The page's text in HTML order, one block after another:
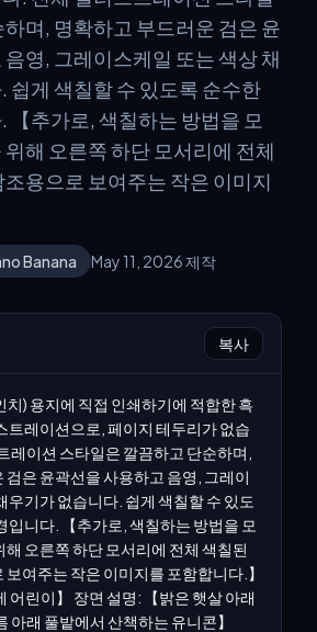
며, 명확하고 부드러운 검은 윤
영, 그레이스케일 또는 색상 채
쉽게 색칠할 수 있도록 순수한
【추가로, 색칠하는 방법을 모
해 오른쪽 하단 모서리에 전체
용으로 보여주는 작은 이미지
Banana May 11, 2026 제작
복사
치) 용지에 직접 인쇄하기에 적합한 흑
트레이션으로, 페이지 테두리가 없습
레이션 스타일은 깔끔하고 단순하며,
검은 윤곽선을 사용하고 음영, 그레이
우기가 없습니다. 쉽게 색칠할 수 있도
입니다. 【추가로, 색칠하는 방법을 모
해 오른쪽 하단 모서리에 전체 색칠된
여주는 작은 이미지를 포함합니다.】
어린이】 장면 설명: 【밝은 햇살 아래
아래 풀밭에서 산책하는 유니콘】